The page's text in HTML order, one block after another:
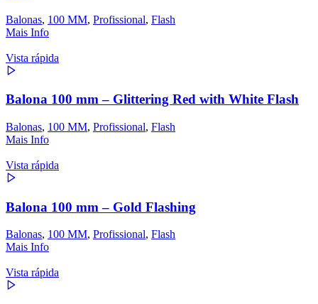
Balonas, 100 MM, Profissional, Flash
Mais Info
Vista rápida
Balona 100 mm – Glittering Red with White Flash
Balonas, 100 MM, Profissional, Flash
Mais Info
Vista rápida
Balona 100 mm – Gold Flashing
Balonas, 100 MM, Profissional, Flash
Mais Info
Vista rápida